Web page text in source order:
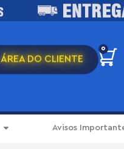
ÁREA DO CLIENTE
0
Avisos